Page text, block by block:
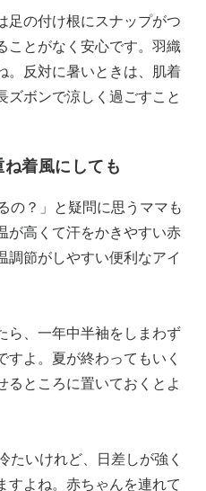
足の付け根にスナップがつ
ことがなく安心です。羽織
。反対に暑いときは、肌着
ズボンで涼しく過ごすこと
着風にしても
の？」と疑問に思うママも
が高くて汗をかきやすい赤
調節がしやすい便利なアイ
ら、一年中半袖をしまわず
すよ。夏が終わってもいく
るところに置いておくとよ
たいけれど、日差しが強く
すよね。赤ちゃんを連れて